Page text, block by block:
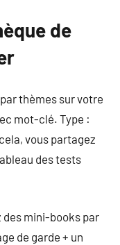
de
thèmes sur votre
mot-clé. Type :
vous partagez
des tests
des mini-books par
de garde + un